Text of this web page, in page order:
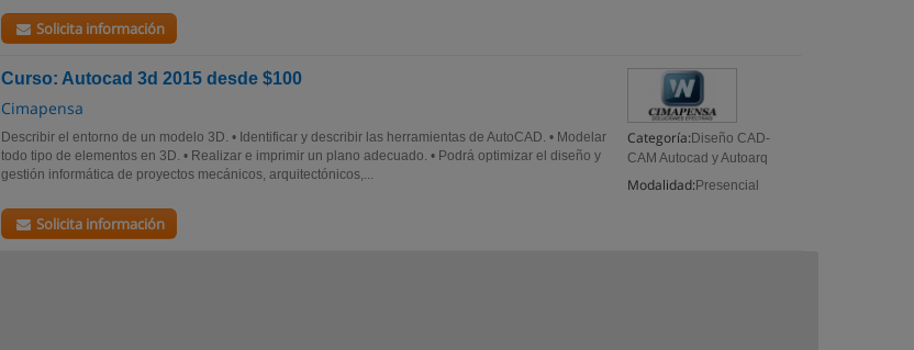
Solicita información
Curso: Autocad 3d 2015 desde $100
Cimapensa
Categoría: Diseño CAD-
CAM Autocad y Autoarq
Modalidad: Presencial
Describir el entorno de un modelo 3D. • Identificar y describir las herramientas de AutoCAD. • Modelar
todo tipo de elementos en 3D. • Realizar e imprimir un plano adecuado. • Podrá optimizar el diseño y
gestión informática de proyectos mecánicos, arquitectónicos,...
Solicita información